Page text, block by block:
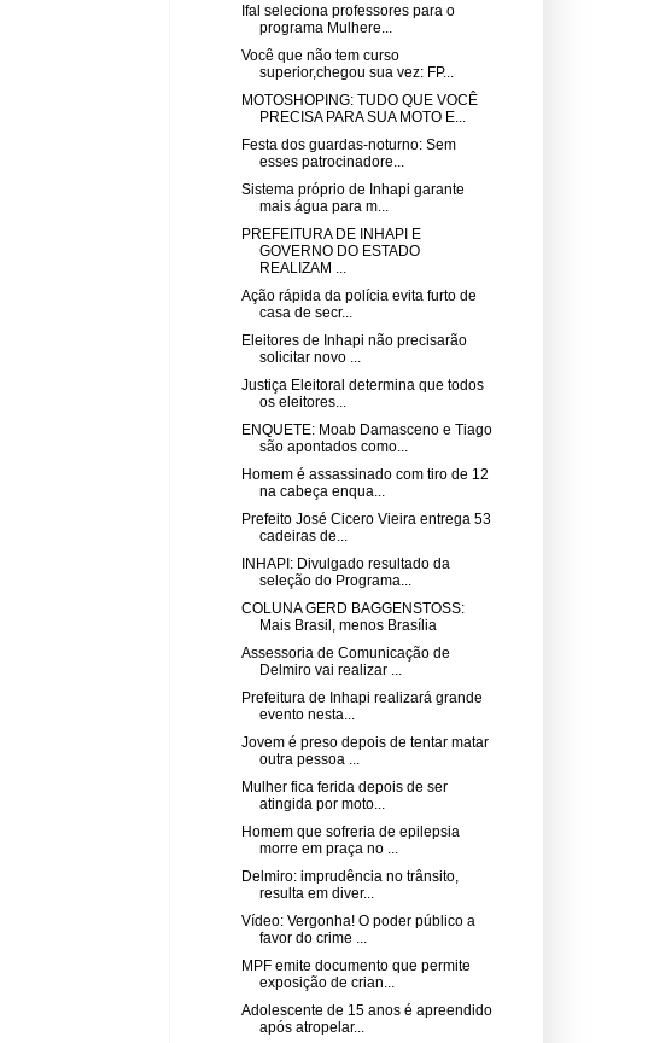
Ifal seleciona professores para o
programa Mulhere...
Você que não tem curso
superior,chegou sua vez: FP...
MOTOSHOPING: TUDO QUE VOCÊ
PRECISA PARA SUA MOTO E...
Festa dos guardas-noturno: Sem
esses patrocinadore...
Sistema próprio de Inhapi garante
mais água para m...
PREFEITURA DE INHAPI E
GOVERNO DO ESTADO
REALIZAM ...
Ação rápida da polícia evita furto de
casa de secr...
Eleitores de Inhapi não precisarão
solicitar novo ...
Justiça Eleitoral determina que todos
os eleitores...
ENQUETE: Moab Damasceno e Tiago
são apontados como...
Homem é assassinado com tiro de 12
na cabeça enqua...
Prefeito José Cicero Vieira entrega 53
cadeiras de...
INHAPI: Divulgado resultado da
seleção do Programa...
COLUNA GERD BAGGENSTOSS:
Mais Brasil, menos Brasília
Assessoria de Comunicação de
Delmiro vai realizar ...
Prefeitura de Inhapi realizará grande
evento nesta...
Jovem é preso depois de tentar matar
outra pessoa ...
Mulher fica ferida depois de ser
atingida por moto...
Homem que sofreria de epilepsia
morre em praça no ...
Delmiro: imprudência no trânsito,
resulta em diver...
Vídeo: Vergonha! O poder público a
favor do crime ...
MPF emite documento que permite
exposição de crian...
Adolescente de 15 anos é apreendido
após atropelar...